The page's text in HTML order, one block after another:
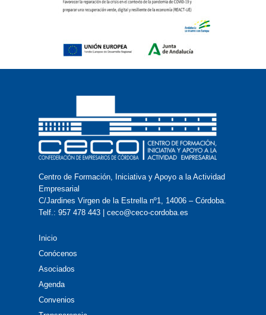
Centro de Formación, Iniciativa y Apoyo a la Actividad
Empresarial
C/Jardines Virgen de la Estrella nº1, 14006 – Córdoba.
Telf.: 957 478 443 | ceco@ceco-cordoba.es
Inicio
Conócenos
Asociados
Agenda
Convenios